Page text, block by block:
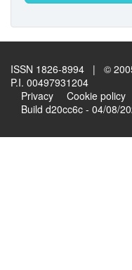
ISSN 1826-8994 | ©
P.I. 00497931204
Privacy
Cookie policy
Build d20cc6c - 04/08/